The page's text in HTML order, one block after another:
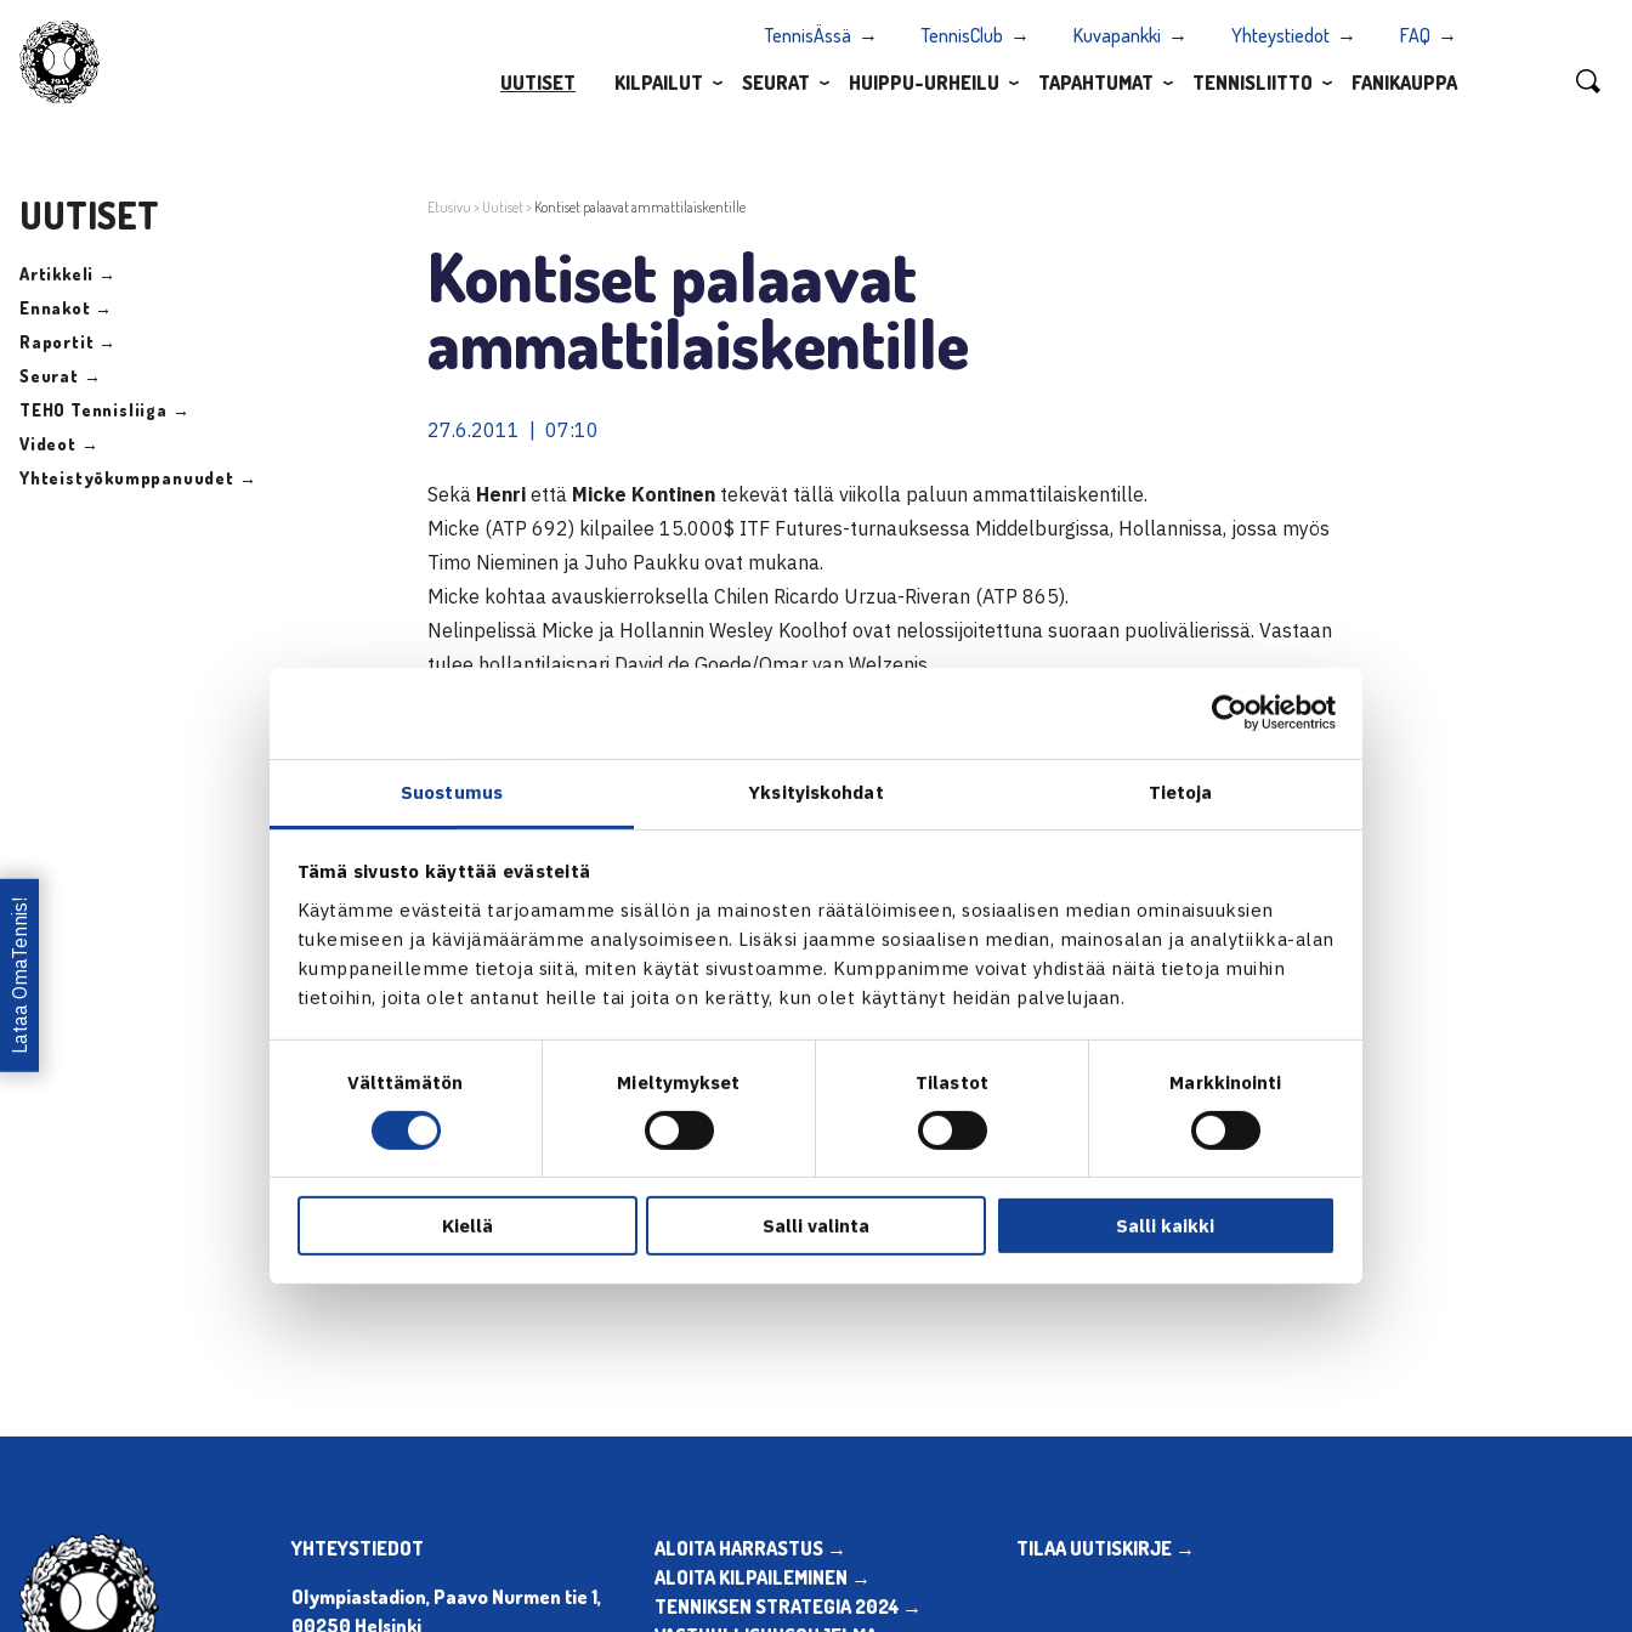
Suostumus Yksityiskohdat Tietoja
Tämä sivusto käyttää evästeitä
Käytämme evästeitä tarjoamamme sisällön ja mainosten räätälöimiseen, sosiaalisen median ominaisuuksien
tukemiseen ja kävijämäärämme analysoimiseen. Lisäksi jaamme sosiaalisen median, mainosalan ja analytiikka-alan
kumppaneillemme tietoja siitä, miten käytät sivustoamme. Kumppanimme voivat yhdistää näitä tietoja muihin
tietoihin, joita olet antanut heille tai joita on kerätty, kun olet käyttänyt heidän palvelujaan.
Välttämätön Mieltymykset Tilastot Markkinointi
Kiellä Salli valinta Salli kaikki
TennisÄssä TennisClub Kuvapankki Yhteystiedot
FAQ
UUTISET
KILPAILUT SEURAT HUIPPU-URHEILU TAPAHTUMAT TENNISLIITTO FANIKAUPPA
UUTISET
Artikkeli →
Ennakot →
Raportit →
Seurat →
TEHO Tennisliiga →
Videot →
Yhteistyökumppanuudet →
Etusivu > Uutiset> Kontiset palaavat ammattilaiskentille
Kontiset palaavat
ammattilaiskentille
27.6.2011 | 07:10
Sekä Henri että Micke Kontinen tekevät tällä viikolla paluun ammattilaiskentille.
Micke (ATP 692) kilpailee 15.000$ ITF Futures-turnauksessa Middelburgissa, Hollannissa, jossa myös
Timo Nieminen ja Juho Paukku ovat mukana.
Micke kohtaa avauskierroksella Chilen Ricardo Urzua-Riveran (ATP 865).
Nelinpelissä Micke ja Hollannin Wesley Koolhof ovat nelossijoitettuna suoraan puolivälierissä. Vastaan
tulee hollantilaispari David de Goede/Omar van Welzenis.
Henri (ATP 374) kilpailee ruoholla Manchesterissä, Englannissa miesten 10.000$ ITF Futures-
Middelburgin ITF Futures -turnaus verksossa
Manchesterin ITF Futures -turnaus verkossa
Jaa:
Lataa OmaTennis!
YHTEYSTIEDOT
Olympiastadion, Paavo Nurmen tie 1,
00250 Helsinki
ALOITA HARRASTUS →
ALOITA KILPAILEMINEN →
TENNIKSEN STRATEGIA 2024 →
TILAA UUTISKIRJE →